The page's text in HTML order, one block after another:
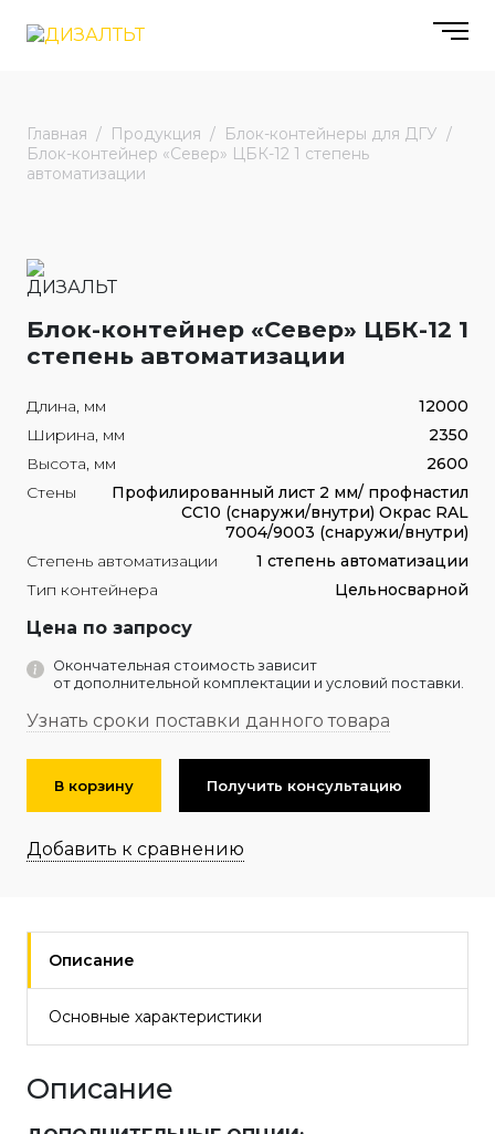
Главная Продукция
Блок-контейнеры для ДГУ
Блок-контейнер «Север» ЦБК-12 1 степень
автоматизации
Блок-контейнер «Север» ЦБК-12 1
степень автоматизации
Длина, мм
12000
Ширина, мм
2350
Высота, мм
2600
Стены
Профилированный лист 2 мм/ профнастил
СС10 (снаружи/внутри) Окрас RAL
7004/9003 (снаружи/внутри)
Степень автоматизации
1 степень автоматизации
Тип контейнера
Цельносварной
Цена по запросу
Окончательная стоимость зависит
от дополнительной комплектации и условий поставки.
Узнать сроки поставки данного товара
В корзину Получить консультацию
Добавить к сравнению
Описание
Основные характеристики
Описание